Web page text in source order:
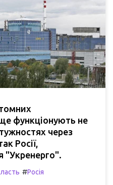
функціонують не
через
Росії,
"Укренерго".
#Росія